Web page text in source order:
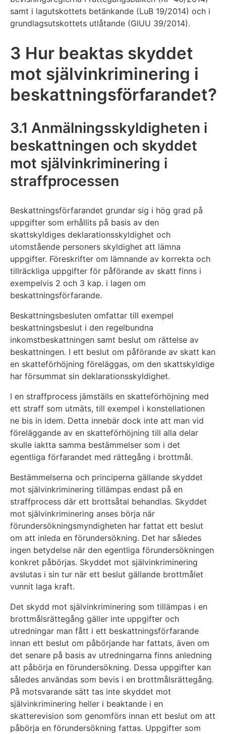
samt i lagutskottets betänkande (LuB 19/2014) och i
grundlagsutskottets utlåtande (GlUU 39/2014).
3 Hur beaktas skyddet
mot självinkriminering i
beskattningsförfarandet?
3.1 Anmälningsskyldigheten i
beskattningen och skyddet
mot självinkriminering i
straffprocessen
Beskattningsförfarandet grundar sig i hög grad på
uppgifter som erhållits på basis av den
skattskyldiges deklarationsskyldighet och
utomstående personers skyldighet att lämna
uppgifter. Föreskrifter om lämnande av korrekta och
tillräckliga uppgifter för påförande av skatt finns i
exempelvis 2 och 3 kap. i lagen om
beskattningsförfarande.
Beskattningsbesluten omfattar till exempel
beskattningsbeslut i den regelbundna
inkomstbeskattningen samt beslut om rättelse av
beskattningen. I ett beslut om påförande av skatt kan
en skatteförhöjning föreläggas, om den skattskyldige
har försummat sin deklarationsskyldighet.
I en straffprocess jämställs en skatteförhöjning med
ett straff som utmäts, till exempel i konstellationen
ne bis in idem. Detta innebär dock inte att man vid
föreläggande av en skatteförhöjning till alla delar
skulle iaktta samma bestämmelser som i det
egentliga förfarandet med rättegång i brottmål.
Bestämmelserna och principerna gällande skyddet
mot självinkriminering tillämpas endast på en
straffprocess där ett brottsåtal behandlas. Skyddet
mot självinkriminering anses börja när
förundersökningsmyndigheten har fattat ett beslut
om att inleda en förundersökning. Det har således
ingen betydelse när den egentliga förundersökningen
konkret påbörjas. Skyddet mot självinkriminering
avslutas i sin tur när ett beslut gällande brottmålet
vunnit laga kraft.
Det skydd mot självinkriminering som tillämpas i en
brottmålsrättegång gäller inte uppgifter och
utredningar man fått i ett beskattningsförfarande
innan ett beslut om påbörjande har fattats, även om
det senare på basis av utredningarna finns anledning
att påbörja en förundersökning. Dessa uppgifter kan
således användas som bevis i en brottmålsrättegång.
På motsvarande sätt tas inte skyddet mot
självinkriminering heller i beaktande i en
skatterevision som genomförs innan ett beslut om att
påbörja en förundersökning fattas. Uppgifter som